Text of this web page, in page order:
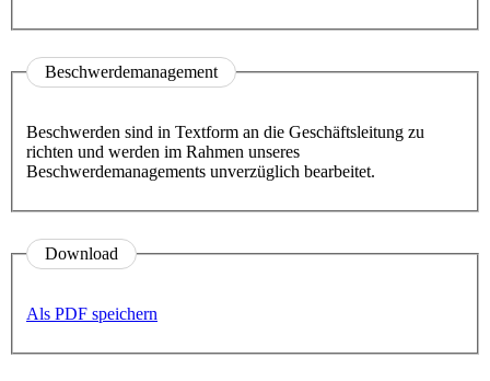
Beschwerdemanagement
Beschwerden sind in Textform an die Geschäftsleitung zu
richten und werden im Rahmen unseres
Beschwerdemanagements unverzüglich bearbeitet.
Download
Als PDF speichern